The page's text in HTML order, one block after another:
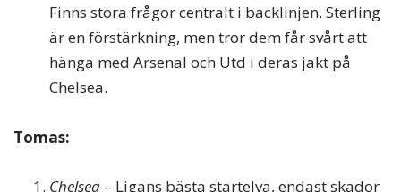
Finns stora frågor centralt i backlinjen. Sterling
är en förstärkning, men tror dem får svårt att
hänga med Arsenal och Utd i deras jakt på
Chelsea.
Tomas:
Chelsea – Ligans bästa startelva, endast skador